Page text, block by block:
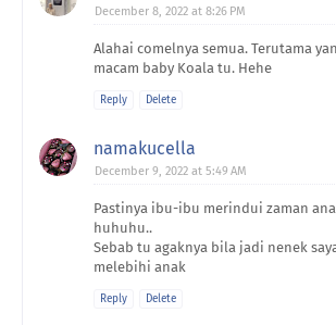
December 8, 2022 at 8:26 PM
Alahai comelnya semua. Terutama
macam baby Koala tu. Hehe
Reply Delete
namakucella
December 9, 2022 at 5:49 AM
Pastinya ibu-ibu merindui zaman
huhuhu..
Sebab tu agaknya bila jadi nenek
melebihi anak
Reply Delete